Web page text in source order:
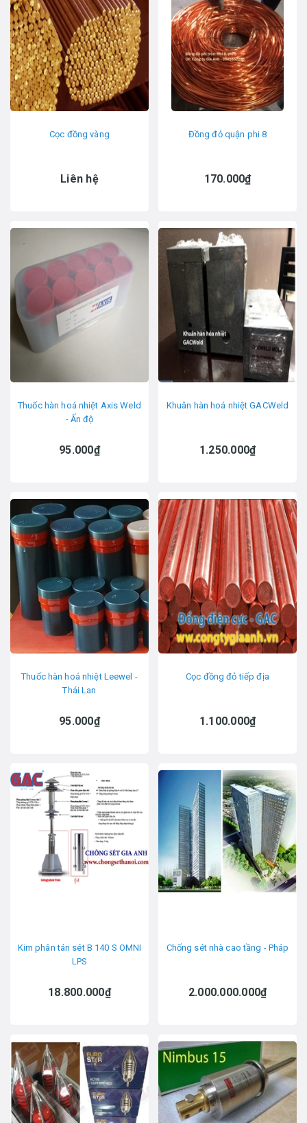
Cọc đồng vàng
Liên hệ
Đồng đỏ quận phi 8
170.000₫
Thuốc hàn hoá nhiệt Axis Weld
- Ấn độ
95.000₫
Khuân hàn hoá nhiệt GACWeld
1.250.000₫
Thuốc hàn hoá nhiệt Leewel -
Thái Lan
95.000₫
Cọc đồng đỏ tiếp địa
1.100.000₫
Kim phân tán sét B 140 S OMNI
LPS
18.800.000₫
Chống sét nhà cao tầng - Pháp
2.000.000.000₫